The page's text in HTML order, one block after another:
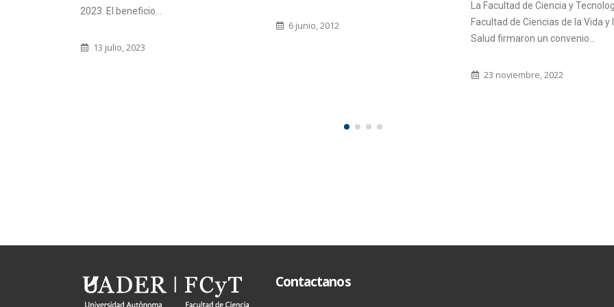
Facultad de Ciencias de la Vida y la
formación en Protocolo de...
Contactanos